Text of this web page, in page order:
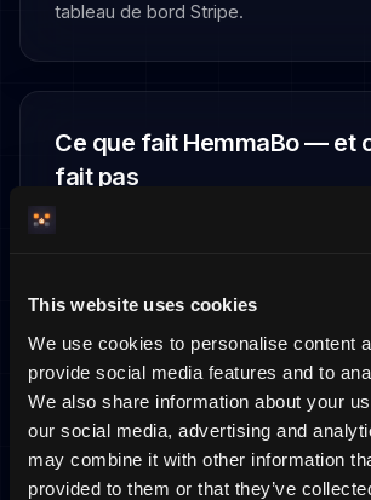
This website uses cookies
We use cookies to personalise content
provide social media features and to
We also share information about your
our social media, advertising and
may combine it with other information
provided to them or that they’ve
tableau de bord Stripe.
Ce que fait HemmaBo — et
fait pas
directs
Site de réservation sur votre
System technique pour le flux de
Ce que HemmaBo ne fait pas :
—Ne prend aucune commission sur